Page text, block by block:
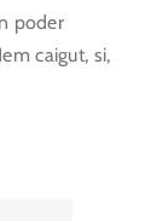
poder
caigut, si,